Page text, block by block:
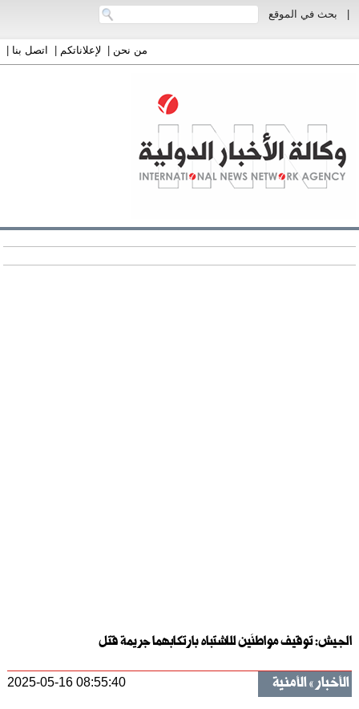
بحث في الموقع
من نحن| لإعلاناتكم| اتصل بنا|
الجيش: توقيف مواطنَين للاشتباه بارتكابهما جريمة قتل
الأخبار الأمنية 2025-05-16 08:55:40